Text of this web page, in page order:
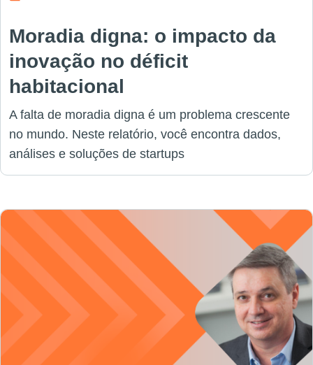
Moradia digna: o impacto da
inovação no déficit
habitacional
A falta de moradia digna é um problema crescente
no mundo. Neste relatório, você encontra dados,
análises e soluções de startups